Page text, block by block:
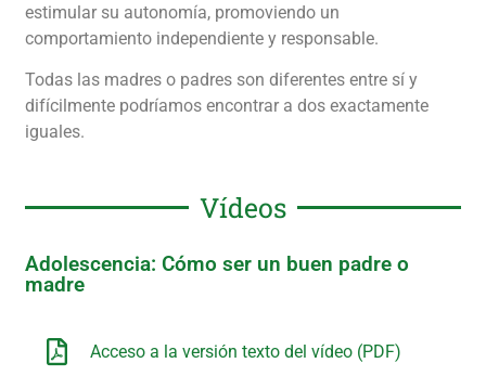
estimular su autonomía, promoviendo un
comportamiento independiente y responsable.
Todas las madres o padres son diferentes entre sí y
difícilmente podríamos encontrar a dos exactamente
iguales.
Vídeos
Adolescencia: Cómo ser un buen padre o
madre
Acceso a la versión texto del vídeo (PDF)